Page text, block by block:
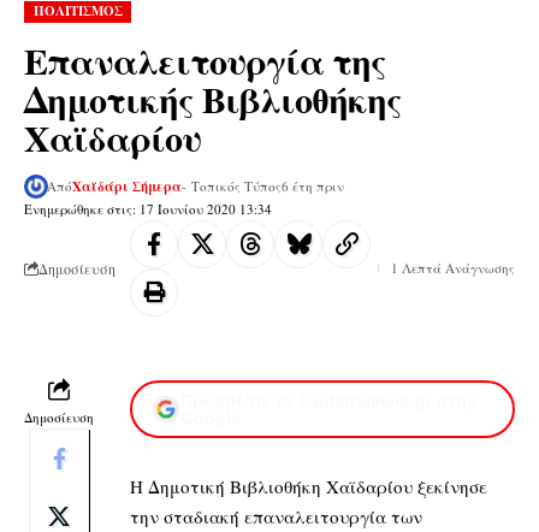
ΠΟΛΙΤΙΣΜΟΣ
Επαναλειτουργία της
Δημοτικής Βιβλιοθήκης
Χαϊδαρίου
Ενημερώθηκε στις: 17 Ιουνίου 2020 13:34
ΑπόΧαϊδάρι Σήμερα- Τοπικός Τύπος6 έτη πριν
Δημοσίευση 1 Λεπτά Ανάγνωσης
Δημοσίευση
Η Δημοτική Βιβλιοθήκη Χαϊδαρίου ξεκίνησε
την σταδιακή επαναλειτουργία των